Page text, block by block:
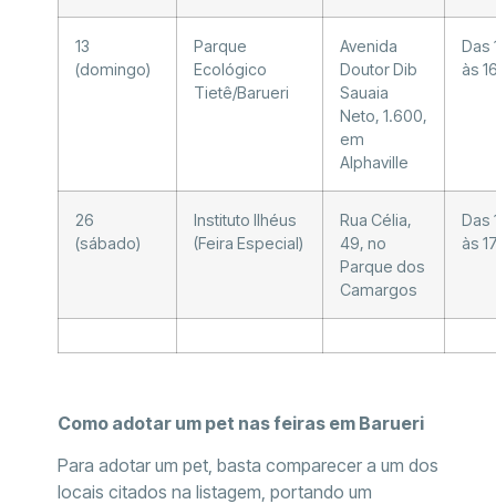
13
(domingo)
Parque
Ecológico
Tietê/Barueri
Avenida
Doutor Dib
Sauaia
Neto, 1.600,
em
Alphaville
Das
às
26
(sábado)
Instituto Ilhéus
(Feira Especial)
Rua Célia,
49, no
Parque dos
Camargos
Das
às
Como adotar um pet nas feiras em Barueri
Para adotar um pet, basta comparecer a um dos
locais citados na listagem, portando um